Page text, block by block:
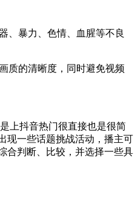
暴力、色情、血腥等不良
的清晰度，同时避免视频
抖音热门很直接也是很简
现一些话题挑战活动，播主可
合判断、比较，并选择一些具